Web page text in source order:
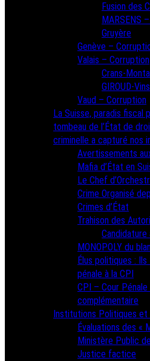
Fusion des
MARSENS
Gruyère
Genève –
Valais – Corruption
Crans-
GIROUD-
Vaud – Corruption
La Suisse, paradis fiscal
tombeau de l’État de
criminelle a capturé nos
Avertissements
Mafia d’État en
Le Chef
Crime Organisé
Crimes d’État
Trahison des
Candidature
MONOPOLY du
Élus politiques :
pénale à la CPI
CPI – Cour
complémentaire
Institutions Politiques et
Évaluations des «
Ministère Public
Justice factice